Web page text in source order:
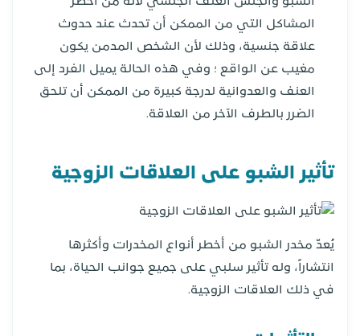
المشاكل التي من الممكن أن تحدث عند حدوث
علاقة جنسية، وذلك لأن الشخص المدمن يكون
مغيب عن الواقع ؛ وفي هذه الحالة يميل الفرد إلى
العنف والعدوانية لدرجة كبيرة من الممكن أن تلحق
الضرر بالطرف الآخر من العلاقة.
تأثير الشبو على العلاقات الزوجية
يُعدّ مخدر الشبو من أخطر أنواع المخدرات وأكثرها
انتشاراً، وله تأثير سلبي على جميع جوانب الحياة، بما
في ذلك العلاقات الزوجية.